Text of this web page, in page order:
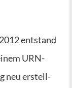
ent­stand
URN-
neu erstell­